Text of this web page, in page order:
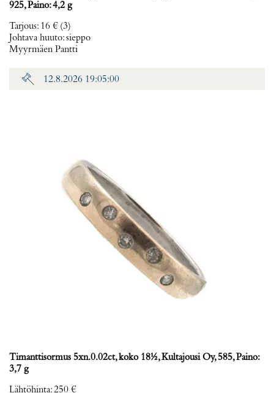
925, Paino: 4,2 g
Tarjous: 16 € (3)
Johtava huuto:sieppo
Myyrmäen Pantti
12.8.2026 19:05:00
Timanttisormus 5xn.0.02ct, koko 18½, Kultajousi Oy, 585, Paino:
3,7 g
Lähtöhinta:250 €